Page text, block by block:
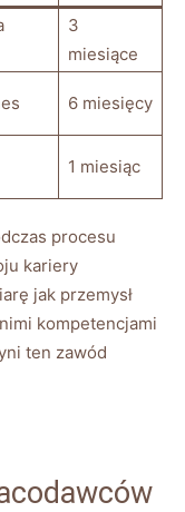
3
miesiące
6 miesięcy
1 miesiąc
procesu
kariery
jak przemysł
kompetencjami
ten zawód